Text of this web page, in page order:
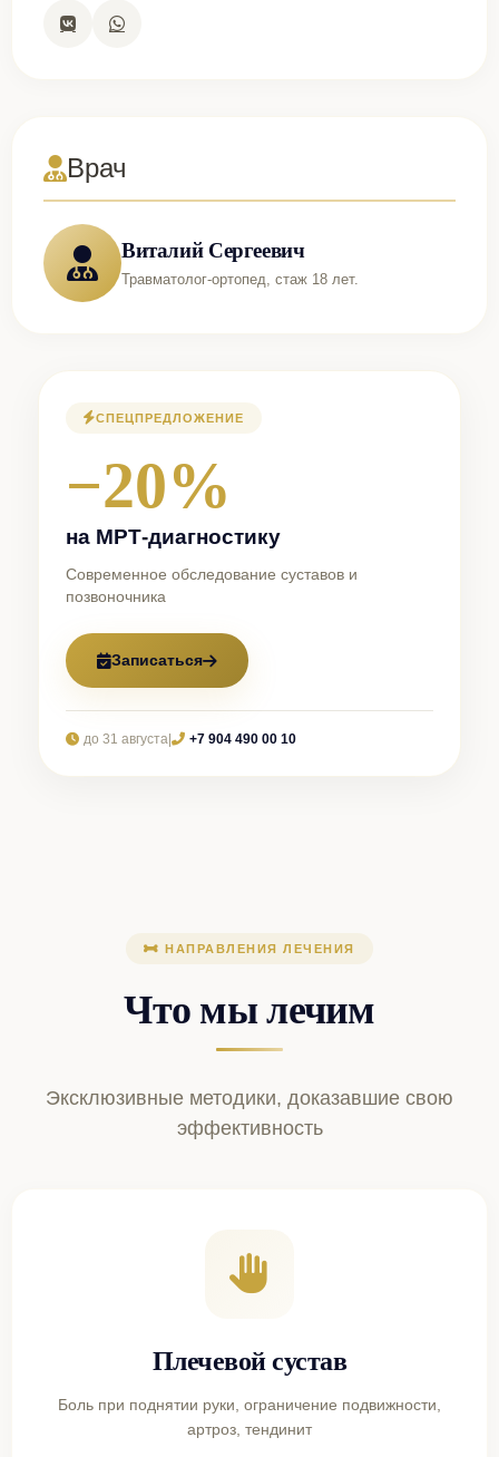
Врач
Виталий Сергеевич
Травматолог-ортопед, стаж 18 лет.
СПЕЦПРЕДЛОЖЕНИЕ
−20%
на МРТ-диагностику
Современное обследование суставов и
позвоночника
Записаться
до 31 августа +7 904 490 00 10
НАПРАВЛЕНИЯ ЛЕЧЕНИЯ
Что мы лечим
Эксклюзивные методики, доказавшие свою
эффективность
Плечевой сустав
Боль при поднятии руки, ограничение подвижности,
артроз, тендинит